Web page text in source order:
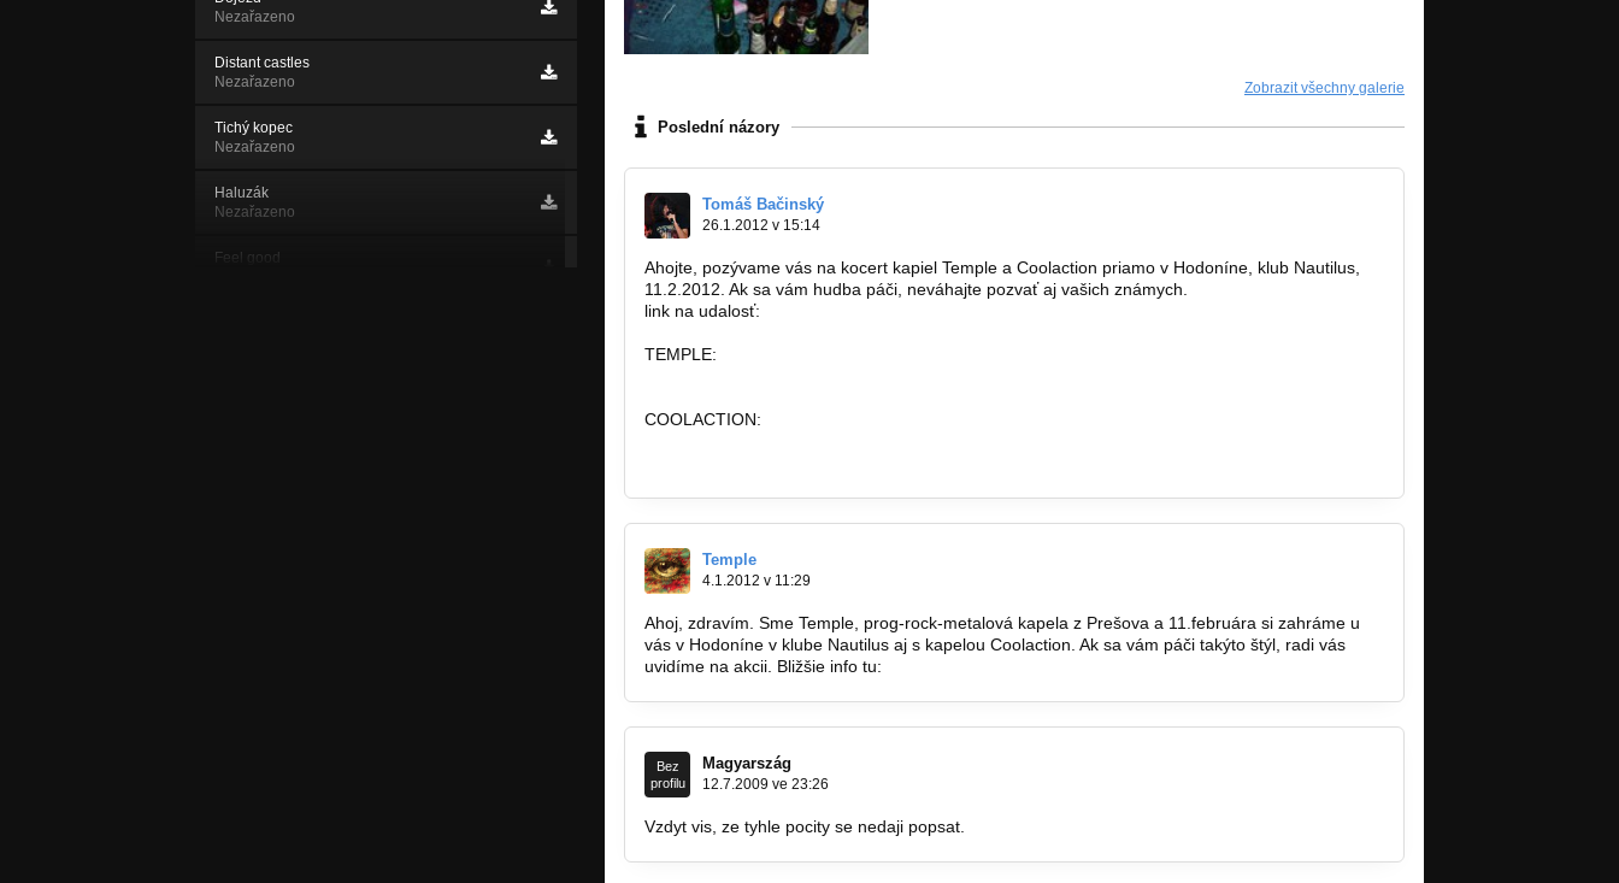
Nezařazeno
Distant castles
Nezařazeno
Tichý kopec
Nezařazeno
Haluzák
Nezařazeno
Feel good
Zobrazit všechny galerie
Poslední názory
Tomáš Bačinský
26.1.2012 v 15:14
Ahojte, pozývame vás na kocert kapiel Temple a Coolaction priamo v Hodoníne, klub Nautilus,
11.2.2012. Ak sa vám hudba páči, neváhajte pozvať aj vašich známych.
link na udalosť:
TEMPLE:
COOLACTION:
Temple
4.1.2012 v 11:29
Ahoj, zdravím. Sme Temple, prog-rock-metalová kapela z Prešova a 11.februára si zahráme u
vás v Hodoníne v klube Nautilus aj s kapelou Coolaction. Ak sa vám páči takýto štýl, radi vás
uvidíme na akcii. Bližšie info tu:
Bez
profilu
Magyarszág
12.7.2009 ve 23:26
Vzdyt vis, ze tyhle pocity se nedaji popsat.